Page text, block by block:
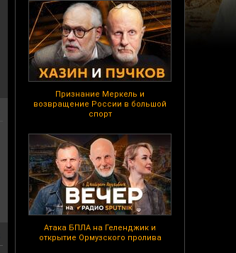
Признание Меркель и
возвращение России в большой
спорт
Атака БПЛА на Геленджик и
открытие Ормузского пролива